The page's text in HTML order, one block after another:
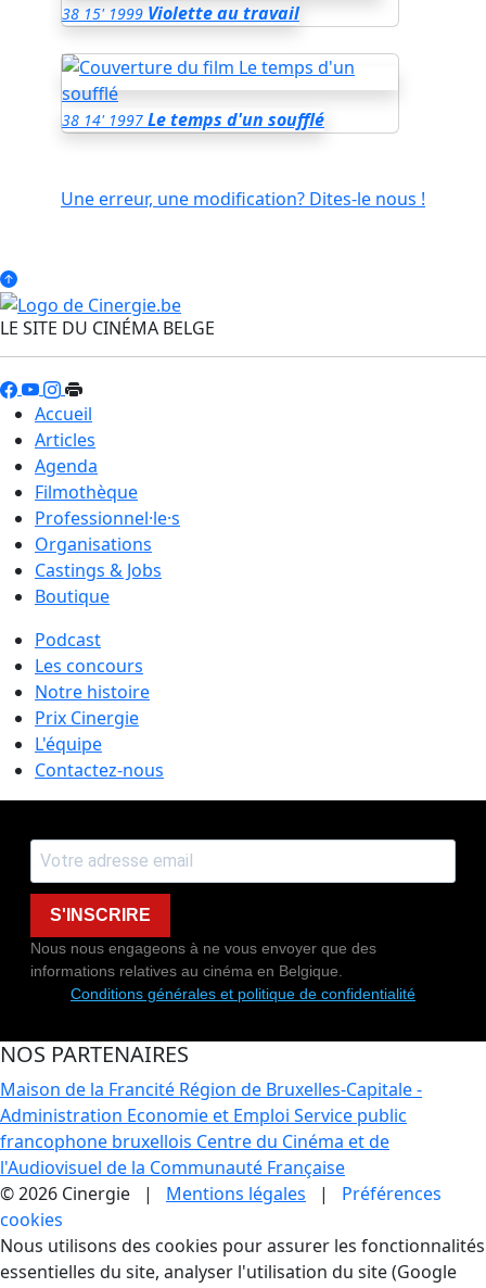
38 15' 1999 Violette au travail
38 14' 1997 Le temps d'un soufflé
Une erreur, une modification? Dites-le nous !
LE SITE DU CINÉMA BELGE
Accueil
Articles
Agenda
Filmothèque
Professionnel·le·s
Organisations
Castings & Jobs
Boutique
Podcast
Les concours
Notre histoire
Prix Cinergie
L'équipe
Contactez-nous
S'INSCRIRE
Nous nous engageons à ne vous envoyer que des
informations relatives au cinéma en Belgique.
Conditions générales et politique de confidentialité
NOS PARTENAIRES
Maison de la Francité Région de Bruxelles-Capitale -
Administration Economie et Emploi Service public
francophone bruxellois Centre du Cinéma et de
l'Audiovisuel de la Communauté Française
© 2026 Cinergie | Mentions légales | Préférences
cookies
Gestion des Cookies
Nous utilisons des cookies pour assurer les fonctionnalités
essentielles du site, analyser l'utilisation du site (Google